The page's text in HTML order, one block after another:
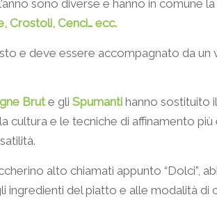
sono diverse e hanno in comune
Crostoli, Cenci… ecc.
e deve essere accompagnato da un
Brute gli Spumanti hanno sostituito
cultura e le tecniche di affinamento
alto chiamati appunto “Dolci”,
ingredienti del piatto e alle modalità di